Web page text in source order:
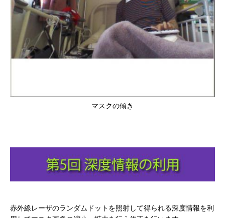
マスクの傾き
赤外線レーザのランダムドットを照射して得られる深度情報を利